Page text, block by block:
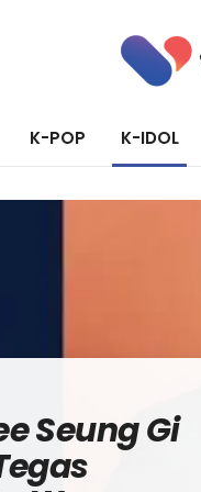
K-POP K-IDOL
Seung Gi